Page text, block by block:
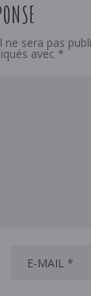
sera pas
avec *